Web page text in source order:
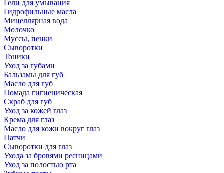
Гели для умывания
Гидрофильные масла
Мицеллярная вода
Молочко
Муссы, пенки
Сыворотки
Тоники
Уход за губами
Бальзамы для губ
Масло для губ
Помада гигиеническая
Скраб для губ
Уход за кожей глаз
Крема для глаз
Масло для кожи вокруг глаз
Патчи
Сыворотки для глаз
Ухода за бровями ресницами
Уход за полостью рта